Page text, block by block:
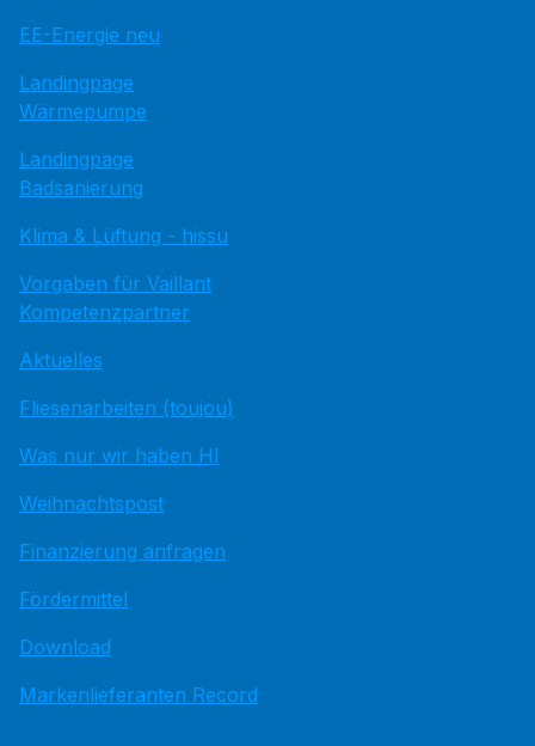
EE-Energie neu
Landingpage
Wärmepumpe
Landingpage
Badsanierung
Klima & Lüftung - hissu
Vorgaben für Vaillant
Kompetenzpartner
Aktuelles
Fliesenarbeiten (toujou)
Was nur wir haben HI
Weihnachtspost
Finanzierung anfragen
Fördermittel
Download
Markenlieferanten Record